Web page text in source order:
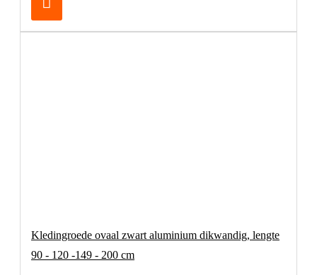
Kledingroede ovaal zwart aluminium dikwandig, lengte
90 - 120 -149 - 200 cm